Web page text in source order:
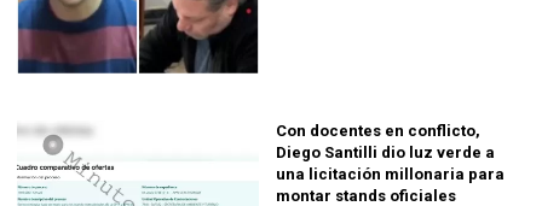
Con docentes en conflicto,
Diego Santilli dio luz verde a
una licitación millonaria para
montar stands oficiales